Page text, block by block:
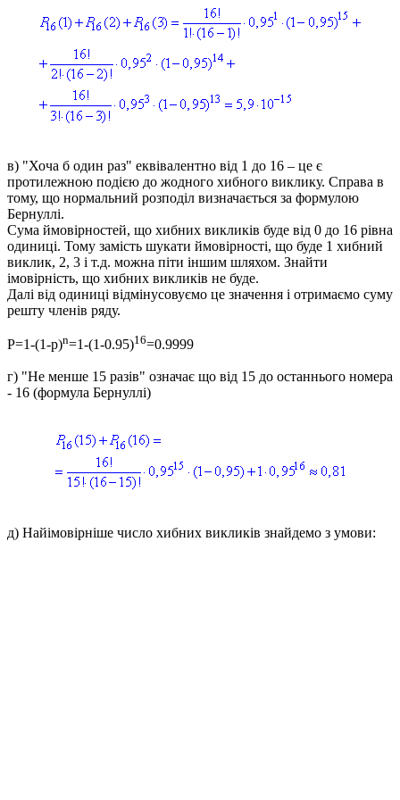
в) "Хоча б один раз" еквівалентно від 1 до 16 – це є
протилежною подією до жодного хибного виклику. Справа в
тому, що нормальний розподіл визначається за формулою
Бернуллі.
Сума ймовірностей, що хибних викликів буде від 0 до 16 рівна
одиниці. Тому замість шукати ймовірності, що буде 1 хибний
виклик, 2, 3 і т.д. можна піти іншим шляхом. Знайти
імовірність, що хибних викликів не буде.
Далі від одиниці відмінусовуємо це значення і отримаємо суму
решту членів ряду.
P=1-(1-p)n=1-(1-0.95)16=0.9999
г) "Не менше 15 разів" означає що від 15 до останнього номера
- 16 (формула Бернуллі)
д) Найімовірніше число хибних викликів знайдемо з умови: